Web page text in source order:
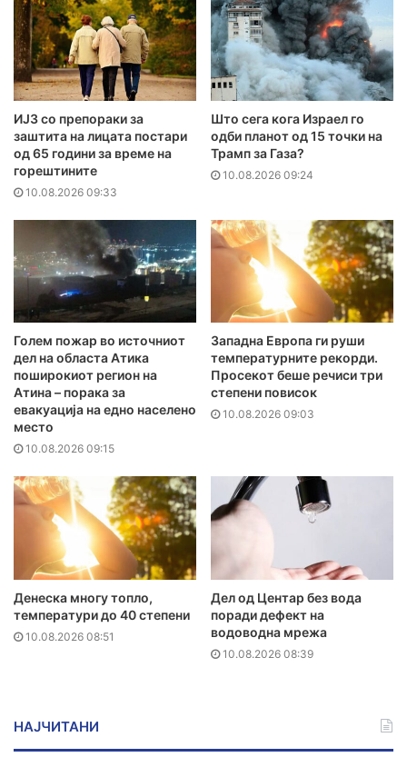
ИЈЗ со препораки за
заштита на лицата постари
од 65 години за време на
горештините
10.08.2026 09:33
Што сега кога Израел го
одби планот од 15 точки на
Трамп за Газа?
10.08.2026 09:24
Голем пожар во источниот
дел на областа Атика
поширокиот регион на
Атина – порака за
евакуација на едно населено
место
10.08.2026 09:15
Западна Европа ги руши
температурните рекорди.
Просекот беше речиси три
степени повисок
10.08.2026 09:03
Денеска многу топло,
температури до 40 степени
10.08.2026 08:51
Дел од Центар без вода
поради дефект на
водоводна мрежа
10.08.2026 08:39
НАЈЧИТАНИ